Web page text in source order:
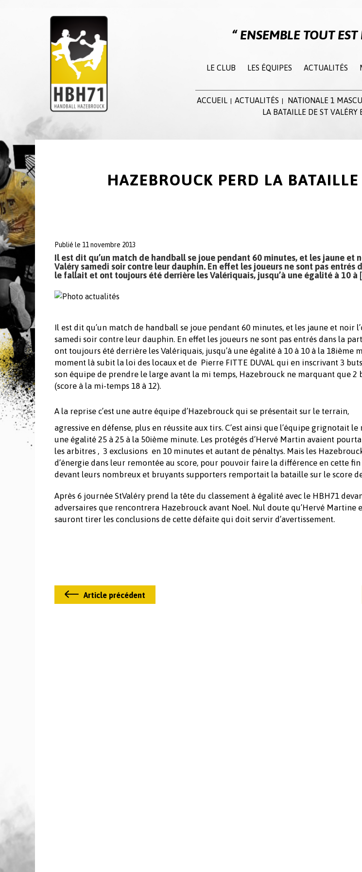
ENSEMBLE TOUT EST
LE CLUB LES ÉQUIPES ACTUALITÉS
ACCUEIL ACTUALITÉS NATIONALE 1
LA BATAILLE DE ST VALÉRY
HAZEBROUCK PERD LA
Publié le 11 novembre 2013
Il est dit qu’un match de handball se joue pendant 60 minutes, et les jaune et
Valéry samedi soir contre leur dauphin. En effet les joueurs ne sont pas entrés
le fallait et ont toujours été derrière les Valériquais, jusqu’à une égalité à 10 à
Il est dit qu’un match de handball se joue pendant 60 minutes, et les jaune et noir
samedi soir contre leur dauphin. En effet les joueurs ne sont pas entrés dans la
ont toujours été derrière les Valériquais, jusqu’à une égalité à 10 à 10 à la 18ième
moment là subit la loi des locaux et de Pierre FITTE DUVAL qui en inscrivant 3
son équipe de prendre le large avant la mi temps, Hazebrouck ne marquant que 2
(score à la mi-temps 18 à 12).
A la reprise c’est une autre équipe d’Hazebrouck qui se présentait sur le terrain,
agressive en défense, plus en réussite aux tirs. C’est ainsi que l’équipe grignotait
une égalité 25 à 25 à la 50ième minute. Les protégés d’Hervé Martin avaient
les arbitres , 3 exclusions en 10 minutes et autant de pénaltys. Mais les
d’énergie dans leur remontée au score, pour pouvoir faire la différence en cette fin
devant leurs nombreux et bruyants supporters remportait la bataille sur le score
Après 6 journée StValéry prend la tête du classement à égalité avec le HBH71
adversaires que rencontrera Hazebrouck avant Noel. Nul doute qu’Hervé Martine
sauront tirer les conclusions de cette défaite qui doit servir d’avertissement.
Article précédent